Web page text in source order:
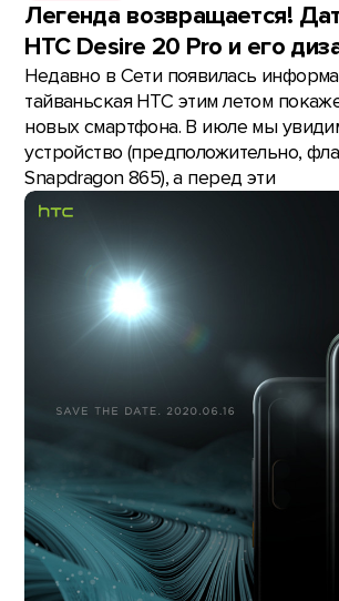
Легенда возвращается!
HTC Desire 20 Pro и его
Недавно в Сети появилась
тайваньская HTC этим летом
новых смартфона. В июле мы
устройство (предположительно,
Snapdragon 865), а перед эти